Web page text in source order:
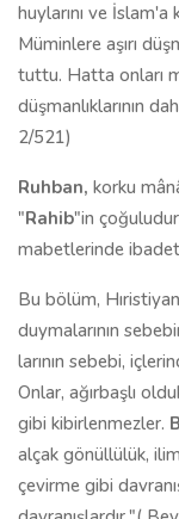
huylarını ve
Müminlere aşırı
tuttu. Hatta onları
düşmanlıklarının
2/521)
Ruhban, korku
"Rahib"in
mabetlerinde
Bu bölüm,
duymalarının
larının sebebi,
Onlar, ağırbaşlı
gibi kibirlenmez­ler.
alçak gönüllülük,
çevirme gibi